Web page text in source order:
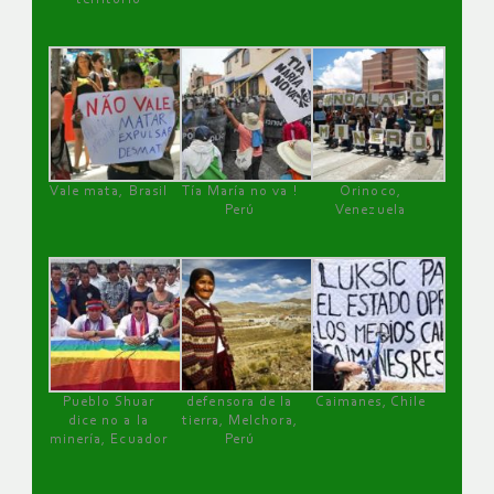
Vale mata, Brasil
Tía María no va !
Perú
Orinoco,
Venezuela
Pueblo Shuar
dice no a la
minería, Ecuador
defensora de la
tierra, Melchora,
Perú
Caimanes, Chile